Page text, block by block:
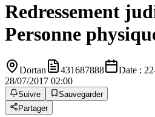
Redressement
Personne
Dortan 431687888 Date :
28/07/2017 02:00
Suivre
Sauvegarder
Partager